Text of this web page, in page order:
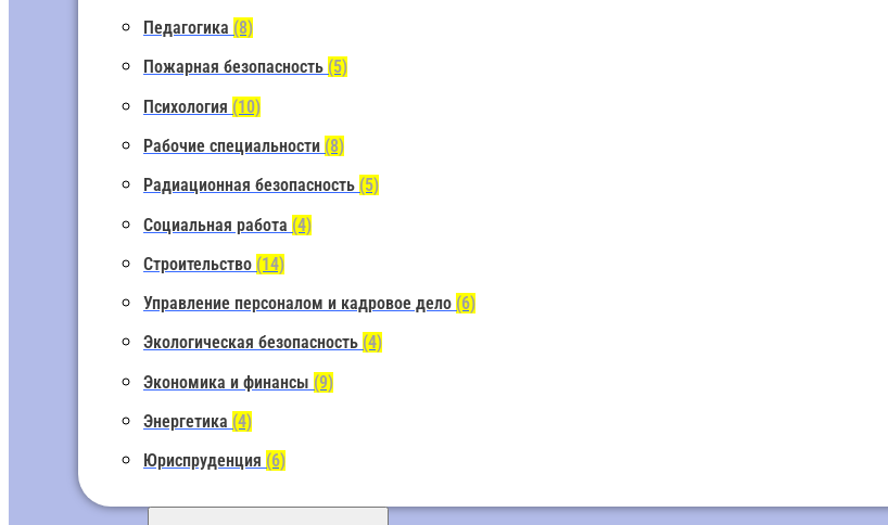
Педагогика (8)
Пожарная безопасность (5)
Психология (10)
Рабочие специальности (8)
Радиационная безопасность (5)
Социальная работа (4)
Строительство (14)
Управление персоналом и кадровое дело (6)
Экологическая безопасность (4)
Экономика и финансы (9)
Энергетика (4)
Юриспруденция (6)